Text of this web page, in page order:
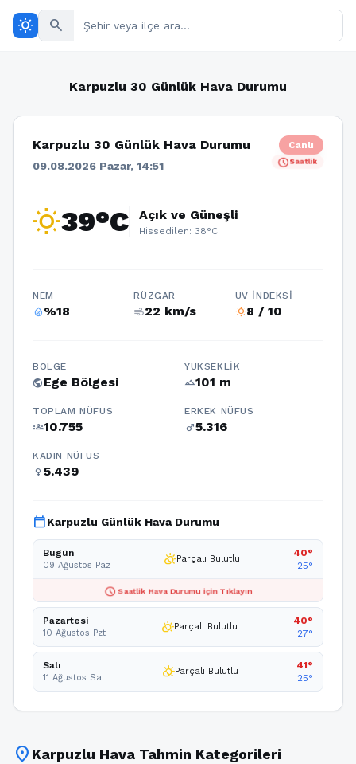
wb_sunny search
Karpuzlu 30 Günlük Hava Durumu
Karpuzlu 30 Günlük Hava Durumu
09.08.2026 Pazar, 14:51
Canlı
scheduleSaatlik
wb_sunny39°C Açık ve Güneşli
Hissedilen: 38°C
NEM
humidity_percentage%18
RÜZGAR
air22 km/s
UV İNDEKSI
wb_sunny8 / 10
BÖLGE
publicEge Bölgesi
YÜKSEKLIK
terrain101 m
TOPLAM NÜFUS
groups10.755
ERKEK NÜFUS
male5.316
KADIN NÜFUS
female 5.439
calendar_todayKarpuzlu Günlük Hava Durumu
Bugün
09 Ağustos Paz partly_cloudy_dayParçalı Bulutlu
40°
25°
schedule Saatlik Hava Durumu için Tıklayın
Pazartesi
10 Ağustos Pzt partly_cloudy_dayParçalı Bulutlu
40°
27°
Salı
11 Ağustos Sal partly_cloudy_dayParçalı Bulutlu
41°
25°
location_on Karpuzlu Hava Tahmin Kategorileri